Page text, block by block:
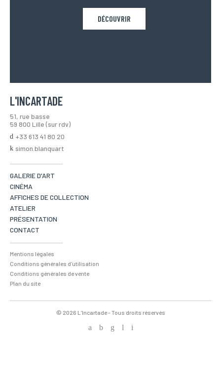
DÉCOUVRIR
L'INCARTADE
51, rue basse
59 800 Lille (sur rdv)
+33 613 41 80 20
simon.blanquart
GALERIE D'ART
CINÉMA
AFFICHES DE COLLECTION
ATELIER
PRÉSENTATION
CONTACT
Mentions légales
Conditions générales d'utilisation
Conditions générales de vente
Plan du site
© 2026 L’Incartade - Tous droits réservés